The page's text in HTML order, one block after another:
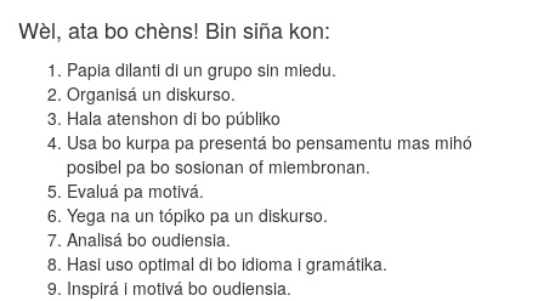
Wèl, ata bo chèns! Bin siña kon:
Papia dilanti di un grupo sin miedu.
Organisá un diskurso.
Hala atenshon di bo públiko
Usa bo kurpa pa presentá bo pensamentu mas mihó
posibel pa bo sosionan of miembronan.
Evaluá pa motivá.
Yega na un tópiko pa un diskurso.
Analisá bo oudiensia.
Hasi uso optimal di bo idioma i gramátika.
Inspirá i motivá bo oudiensia.